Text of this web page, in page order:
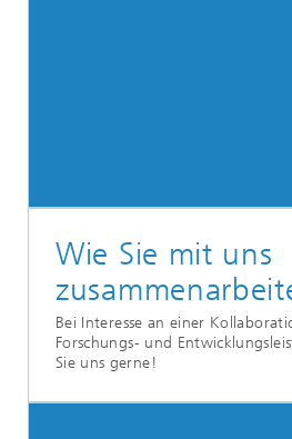
Wie Sie mit uns
Bei Interesse an einer
Forschungs- und
Sie uns gerne!